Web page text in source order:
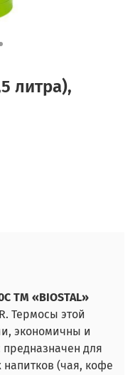
литра),
ТМ «BIOSTAL»
Термосы этой
экономичны и
для
(чая, кофе